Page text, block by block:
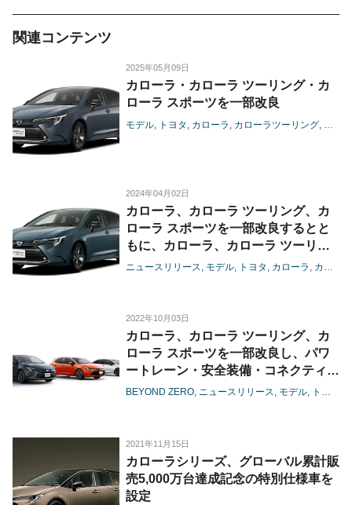
関連コンテンツ
2025年05月09日
カローラ・カローラ ツーリング・カ
ローラ スポーツを一部改良
モデル トヨタ カローラ カローラツーリング カロ
2024年04月02日
カローラ、カローラ ツーリング、カ
ローラ スポーツを一部改良するとと
もに、カローラ、カローラ ツーリン
グに特別仕様車を設定
ニュースリリース モデル トヨタ カローラ カローラツーリング
2022年10月03日
カローラ、カローラ ツーリング、カ
ローラ スポーツを一部改良し、パワ
ートレーン・安全装備・コネクティッ
ド機能を刷新
化-
BEYOND ZERO ニュースリリース モデル トヨタ
2021年11月15日
カローラシリーズ、グローバル累計販
売5,000万台達成記念の特別仕様車を
設定